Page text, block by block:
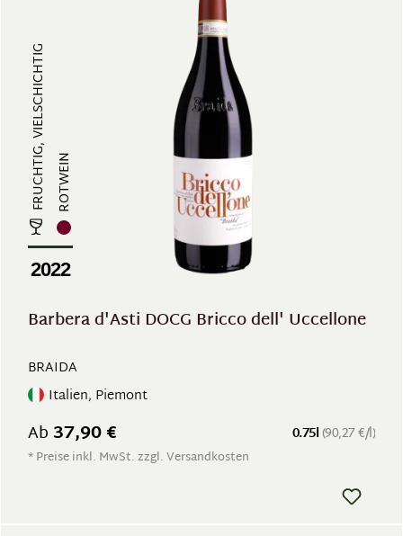
FRUCHTIG, VIELSCHICHTIG ROTWEIN
2022
Barbera d'Asti DOCG Bricco dell' Uccellone
BRAIDA
Italien, Piemont
0.75l (90,27 €/l)
Ab37,90 €
* Preise inkl. MwSt. zzgl. Versandkosten